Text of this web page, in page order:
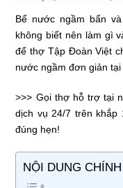
Bể nước ngầm bẩn
không biết nên làm gì
để thợ Tập Đoàn Việt
nước ngầm đơn giản tại
>>> Gọi thợ hỗ trợ tại
dịch vụ 24/7 trên khắp
đúng hẹn!
NỘI DUNG CHÍNH